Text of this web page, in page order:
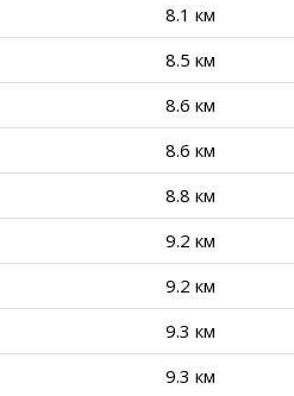
8.1 км
8.5 км
8.6 км
8.6 км
8.8 км
9.2 км
9.2 км
9.3 км
9.3 км